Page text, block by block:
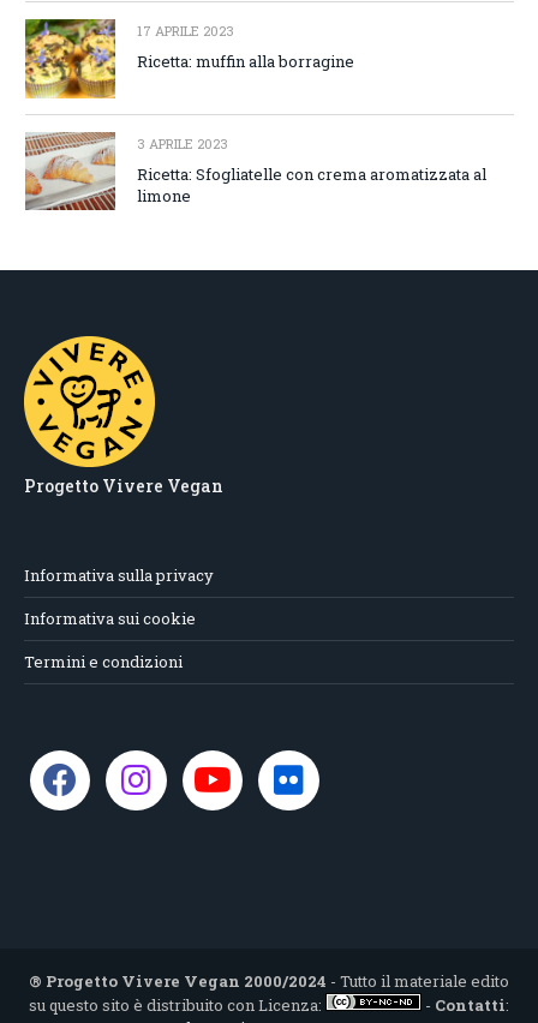
17 APRILE 2023
Ricetta: muffin alla borragine
3 APRILE 2023
Ricetta: Sfogliatelle con crema aromatizzata al
limone
Progetto Vivere Vegan
Informativa sulla privacy
Informativa sui cookie
Termini e condizioni
® Progetto Vivere Vegan 2000/2024 - Tutto il materiale edito
su questo sito è distribuito con Licenza:
- Contatti: